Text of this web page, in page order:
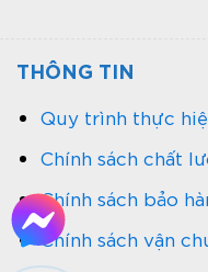
THÔNG TIN
Quy trình thực
Chính sách chất
Chính sách bảo
Chính sách vận